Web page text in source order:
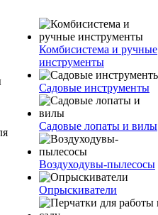
Комбисистема и ручные
инструменты
Садовые инструменты
Садовые лопаты и вилы
Воздуходувы-пылесосы
Опрыскиватели